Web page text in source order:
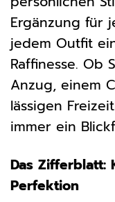
Ergänzung für
jedem Outfit
Raffinesse. Ob
Anzug, einem
lässigen
immer ein
Das Zifferblatt:
Perfektion